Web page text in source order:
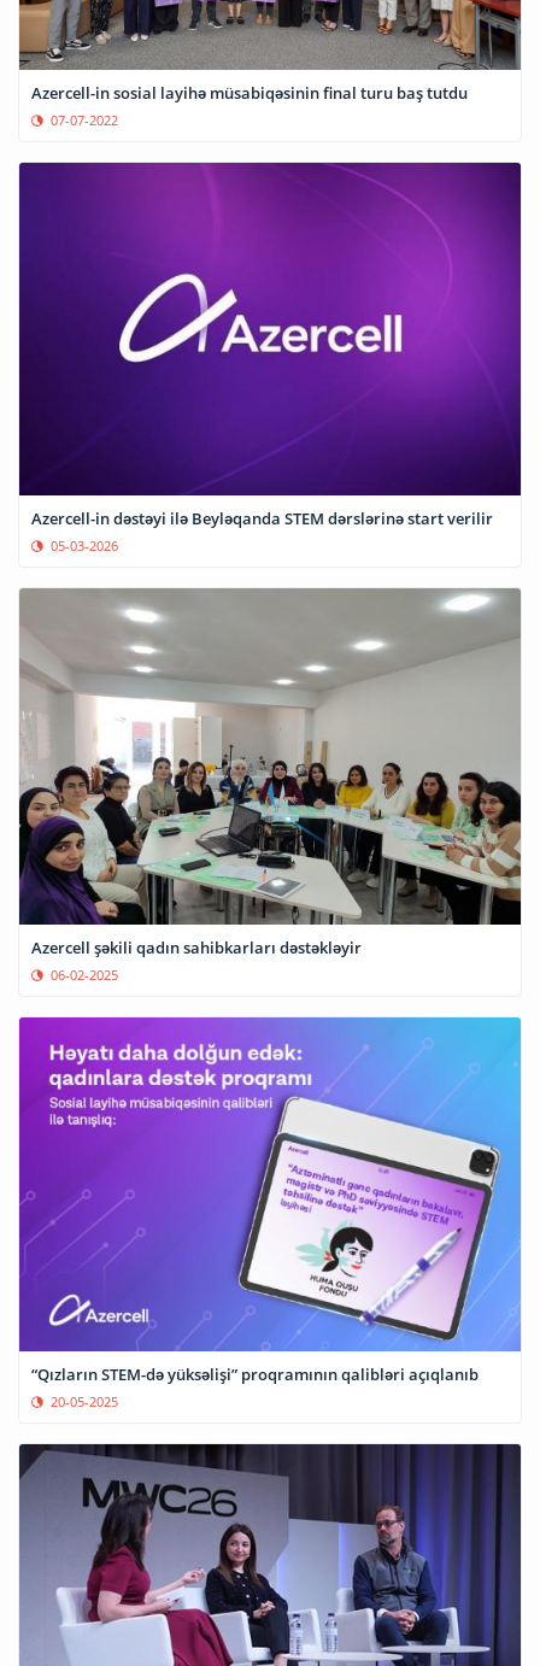
Azercell-in sosial layihə müsabiqəsinin final turu baş tutdu
07-07-2022
Azercell-in dəstəyi ilə Beyləqanda STEM dərslərinə start verilir
05-03-2026
Azercell şəkili qadın sahibkarları dəstəkləyir
06-02-2025
“Qızların STEM-də yüksəlişi” proqramının qalibləri açıqlanıb
20-05-2025